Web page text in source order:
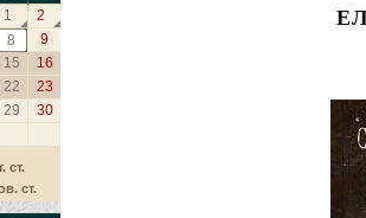
1
2
8
9
15
16
22
23
29
30
ст.
ст.